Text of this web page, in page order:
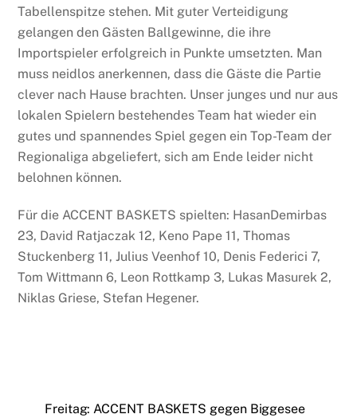
Tabellenspitze stehen. Mit guter Verteidigung
gelangen den Gästen Ballgewinne, die ihre
Importspieler erfolgreich in Punkte umsetzten. Man
muss neidlos anerkennen, dass die Gäste die Partie
clever nach Hause brachten. Unser junges und nur aus
lokalen Spielern bestehendes Team hat wieder ein
gutes und spannendes Spiel gegen ein Top-Team der
Regionaliga abgeliefert, sich am Ende leider nicht
belohnen können.
Für die ACCENT BASKETS spielten: HasanDemirbas
23, David Ratjaczak 12, Keno Pape 11, Thomas
Stuckenberg 11, Julius Veenhof 10, Denis Federici 7,
Tom Wittmann 6, Leon Rottkamp 3, Lukas Masurek 2,
Niklas Griese, Stefan Hegener.
Freitag: ACCENT BASKETS gegen Biggesee